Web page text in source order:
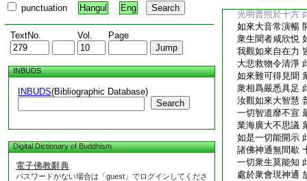
punctuation Hangul Eng
TextNo. Vol. Page
INBUDS
INBUDS(Bibliographic Database)
Search
Digital Dictionary of Buddhism
電子佛教辭典
パスワードがない場合は「guest」でログインしてくださ
光明普照於十方
如來大音常演暢
衆生聞者咸欣悦
我觀如來自在力
大悲救物令清淨
如來難可得見聞
衆相爲嚴悉具足
汝觀如來大智慧
一切智道靡不宣
業海廣大不思議
如是一切能開示
諸佛神通無間歇
一切衆生莫能知
處於衆會現神通